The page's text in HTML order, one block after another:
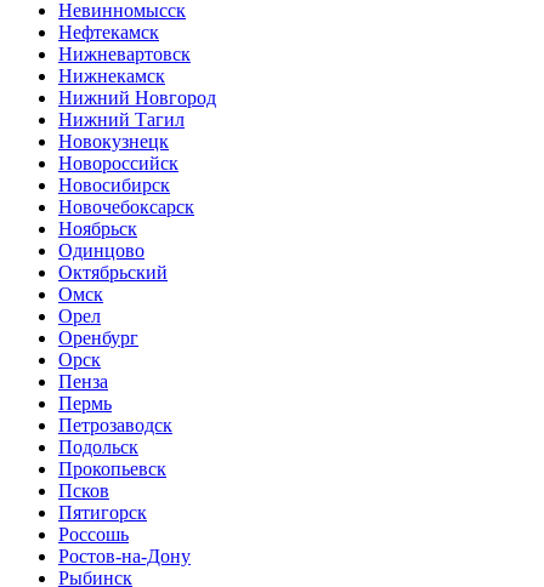
Невинномысск
Нефтекамск
Нижневартовск
Нижнекамск
Нижний Новгород
Нижний Тагил
Новокузнецк
Новороссийск
Новосибирск
Новочебоксарск
Ноябрьск
Одинцово
Октябрьский
Омск
Орел
Оренбург
Орск
Пенза
Пермь
Петрозаводск
Подольск
Прокопьевск
Псков
Пятигорск
Россошь
Ростов-на-Дону
Рыбинск